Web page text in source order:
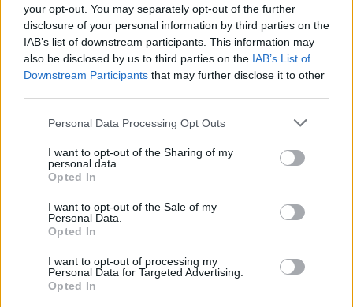
your opt-out. You may separately opt-out of the further
disclosure of your personal information by third parties on the
IAB’s list of downstream participants. This information may
also be disclosed by us to third parties on the IAB’s List of
Downstream Participants that may further disclose it to other
Personal Data Processing Opt Outs
I want to opt-out of the Sharing of my
personal data.
Opted In
I want to opt-out of the Sale of my
Personal Data.
Opted In
I want to opt-out of processing my
Personal Data for Targeted Advertising.
Opted In
POT (Gavrilă)
PACE (Peia)
Acțiunea Conservatoare (Târziu)
PNCR (Terheș)
Partidul Patrioților (Surugiu)
FAR (Coarnă)
România pe Primul Loc (Ponta)
Altul